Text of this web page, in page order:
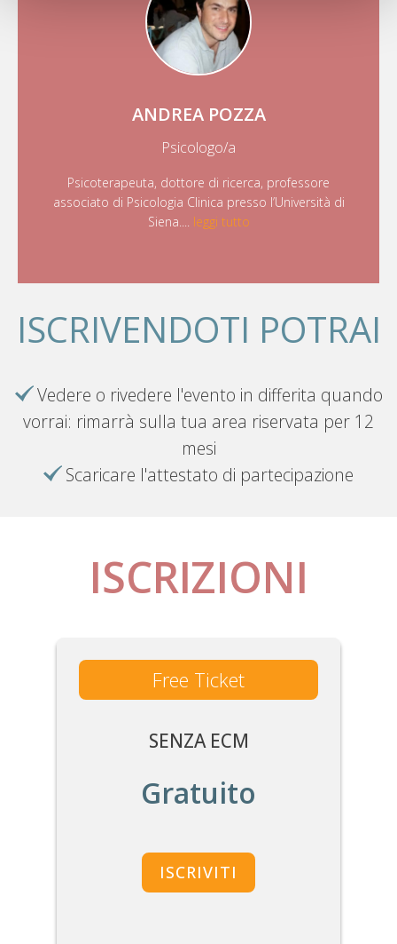
ANDREA POZZA
Psicologo/a
Psicoterapeuta, dottore di ricerca, professore
associato di Psicologia Clinica presso l’Università di
Siena.... leggi tutto
ISCRIVENDOTI POTRAI
Vedere o rivedere l'evento in differita quando
vorrai: rimarrà sulla tua area riservata per 12
mesi
Scaricare l'attestato di partecipazione
ISCRIZIONI
Free Ticket
SENZA ECM
Gratuito